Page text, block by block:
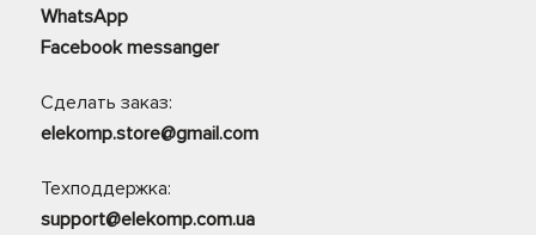
WhatsApp
Facebook messanger
Сделать заказ:
elekomp.store@gmail.com
Техподдержка:
support@elekomp.com.ua